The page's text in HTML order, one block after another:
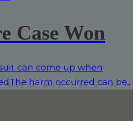
Case Won
can come up when
harm occurred can be...